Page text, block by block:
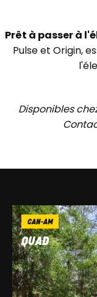
Prêt à passer à
Pulse et Origin,
Disponibles
CAN-AM
QUAD